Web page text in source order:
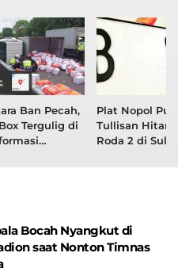
Ban Pecah,
Tergulig di
Plat Nopol
Tullisan
Roda 2 di
Bocah Nyangkut di
saat Nonton Timnas